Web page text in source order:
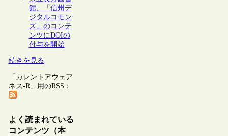
館、「信州デ
ジタルコモン
ズ」のコンテ
ンツにDOIの
付与を開始
続きを見る
「カレントアウェア
ネス-R」用のRSS：
よく読まれている
コンテンツ（本